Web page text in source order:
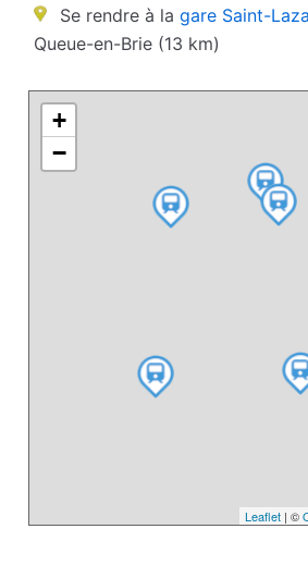
Se rendre à la gare Saint-
Queue-en-Brie (13 km)
+
−
Leaflet| ©